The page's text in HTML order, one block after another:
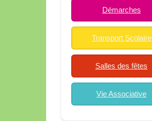
Démarches
Transport Scolaire
Salles des fêtes
Vie Associative